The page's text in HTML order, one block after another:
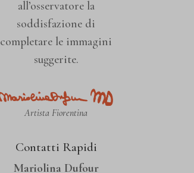
all’osservatore la
soddisfazione di
completare le immagini
suggerite.
Artista Fiorentina
Contatti Rapidi
Mariolina Dufour